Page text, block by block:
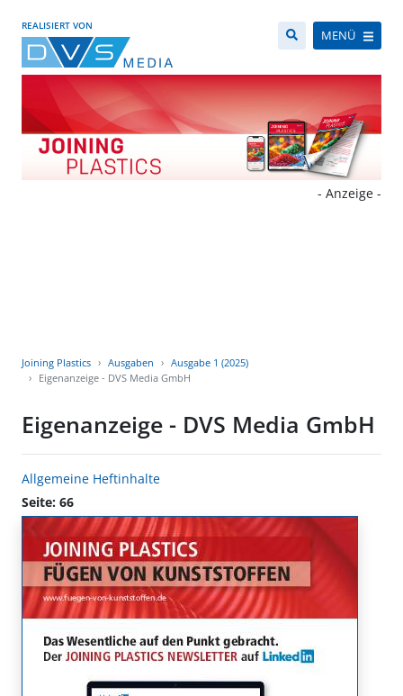
REALISIERT VON
MENÜ
- Anzeige -
Joining Plastics Ausgaben
Ausgabe 1 (2025)
Eigenanzeige - DVS Media GmbH
Eigenanzeige - DVS Media GmbH
Allgemeine Heftinhalte
Seite: 66